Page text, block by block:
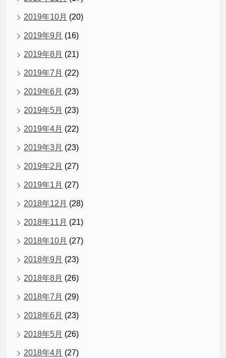
2019年10月 (20)
2019年9月 (16)
2019年8月 (21)
2019年7月 (22)
2019年6月 (23)
2019年5月 (23)
2019年4月 (22)
2019年3月 (23)
2019年2月 (27)
2019年1月 (27)
2018年12月 (28)
2018年11月 (21)
2018年10月 (27)
2018年9月 (23)
2018年8月 (26)
2018年7月 (29)
2018年6月 (23)
2018年5月 (26)
2018年4月 (27)